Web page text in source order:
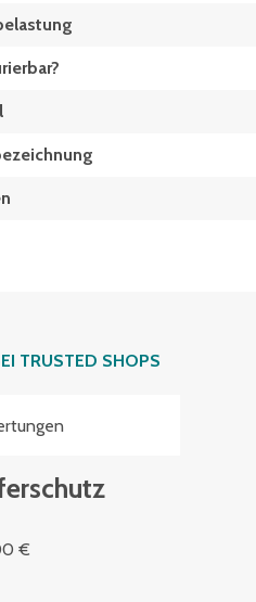
TRUSTED SHOPS
€